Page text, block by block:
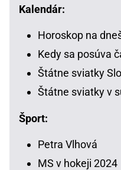
Kalendár:
Horoskop na
Kedy sa posúva
Štátne sviatky
Štátne sviatky v
Šport:
Petra Vlhová
MS v hokeji 2024